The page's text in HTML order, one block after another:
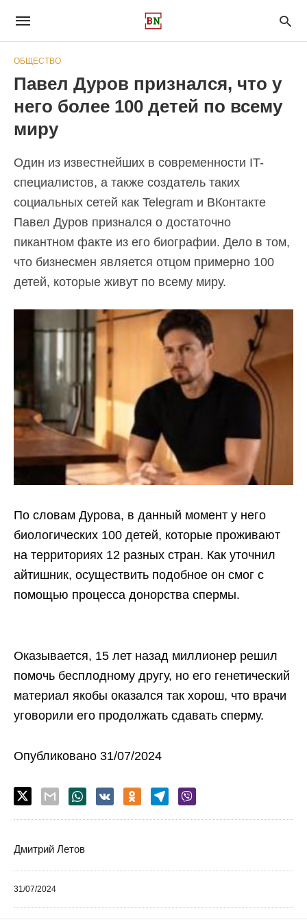
ОБЩЕСТВО
Павел Дуров признался, что у
него более 100 детей по всему
миру
Один из известнейших в современности IT-
специалистов, а также создатель таких
социальных сетей как Telegram и ВКонтакте
Павел Дуров признался о достаточно
пикантном факте из его биографии. Дело в том,
что бизнесмен является отцом примерно 100
детей, которые живут по всему миру.
По словам Дурова, в данный момент у него
биологических 100 детей, которые проживают
на территориях 12 разных стран. Как уточнил
айтишник, осуществить подобное он смог с
помощью процесса донорства спермы.
Оказывается, 15 лет назад миллионер решил
помочь бесплодному другу, но его генетический
материал якобы оказался так хорош, что врачи
уговорили его продолжать сдавать сперму.
Опубликовано 31/07/2024
Дмитрий Летов
31/07/2024